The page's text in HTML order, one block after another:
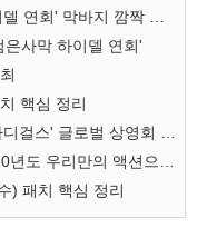
사막 하이델 연회'
핵심 정리
) 패치 핵심 정리